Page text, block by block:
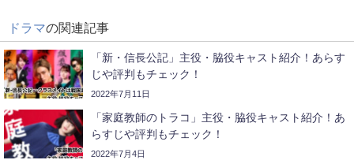
ドラマの関連記事
「新・信長公記」主役・脇役キャスト紹介！あらす
じや評判もチェック！
2022年7月11日
「家庭教師のトラコ」主役・脇役キャスト紹介！あ
らすじや評判もチェック！
2022年7月4日